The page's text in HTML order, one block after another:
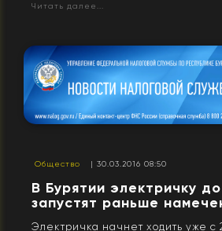
Читать далее...
Общество | 30.03.2016 08:50
В Бурятии электричку
запустят раньше
Электричка начнет ходить уже с